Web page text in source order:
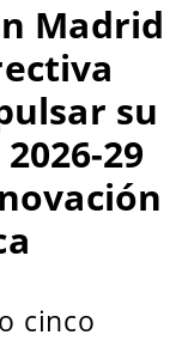
Madrid
su
29
cinco